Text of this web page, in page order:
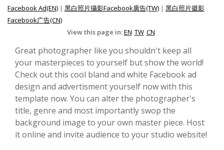
Facebook Ad(EN) | 黑白照片攝影Facebook廣告(TW) | 黑白照片摄影
Facebook广告(CN)
View this page in:EN TW CN
Great photographer like you shouldn't keep all
your masterpieces to yourself but show the world!
Check out this cool bland and white Facebook ad
design and advertisment yourself now with this
template now. You can alter the photographer's
title, genre and most importantly swop the
background image to your own master piece. Host
it online and invite audience to your studio website!